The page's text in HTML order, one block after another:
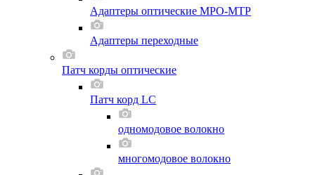
Адаптеры оптические MPO-MTP
Адаптеры переходные
Патч корды оптические
Патч корд LC
одномодовое волокно
многомодовое волокно